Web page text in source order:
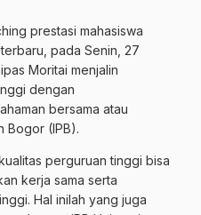
prestasi mahasiswa
pada Senin, 27
Moritai menjalin
dengan
bersama atau
Bogor (IPB).
perguruan tinggi bisa
kerja sama serta
Hal inilah yang juga